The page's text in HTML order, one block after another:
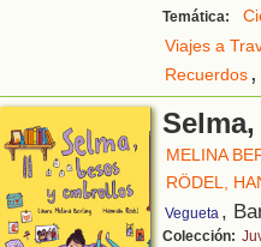
Temática:
Viajes a
Recuerdos,
MELINA
RÖDEL,
Vegueta ,
Colección: